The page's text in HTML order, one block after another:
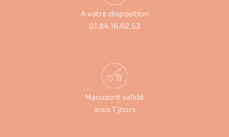
A votre disposition
01.84.16.62.53
Manuscrit validé
sous 7 jours